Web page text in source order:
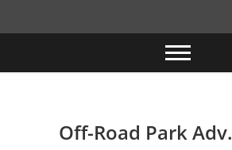
Off-Road Park Adv.